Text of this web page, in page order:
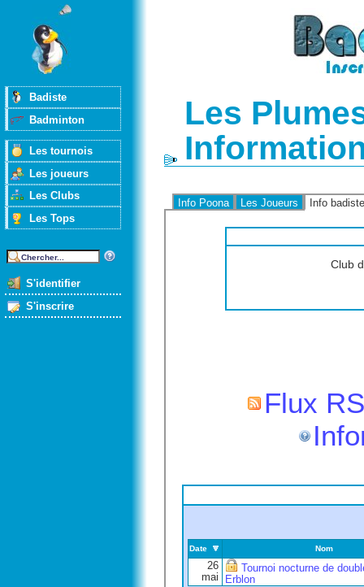
Badiste
Badminton
Les tournois
Les joueurs
Les Clubs
Les Tops
S'identifier
S'inscrire
Les
Info Poona Les Joueurs Info
Club
Flux
Date Nom
26
mai
Tournoi nocturne de
Erblon